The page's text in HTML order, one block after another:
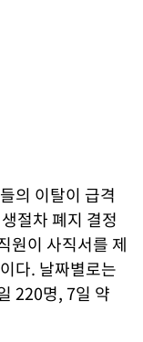
의 이탈이 급격
절차 폐지 결정
원이 사직서를 제
다. 날짜별로는
220명, 7일 약